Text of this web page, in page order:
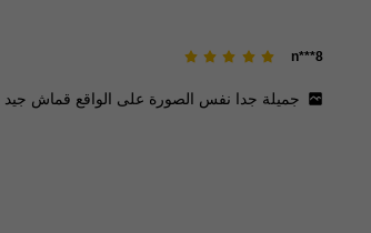
n***8
جميلة جدا نفس الصورة على الواقع قماش جيد